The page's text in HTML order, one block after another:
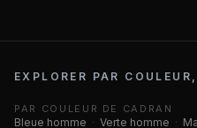
EXPLORER PAR
PAR COULEUR DE CADRAN
Bleue homme · Verte homme ·